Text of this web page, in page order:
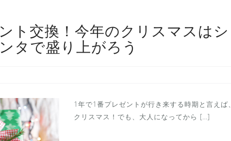
ト交換！今年のクリスマスはシ
タで盛り上がろう
1年で1番プレゼントが行き来する時期と言えば、
クリスマス！でも、大人になってから […]